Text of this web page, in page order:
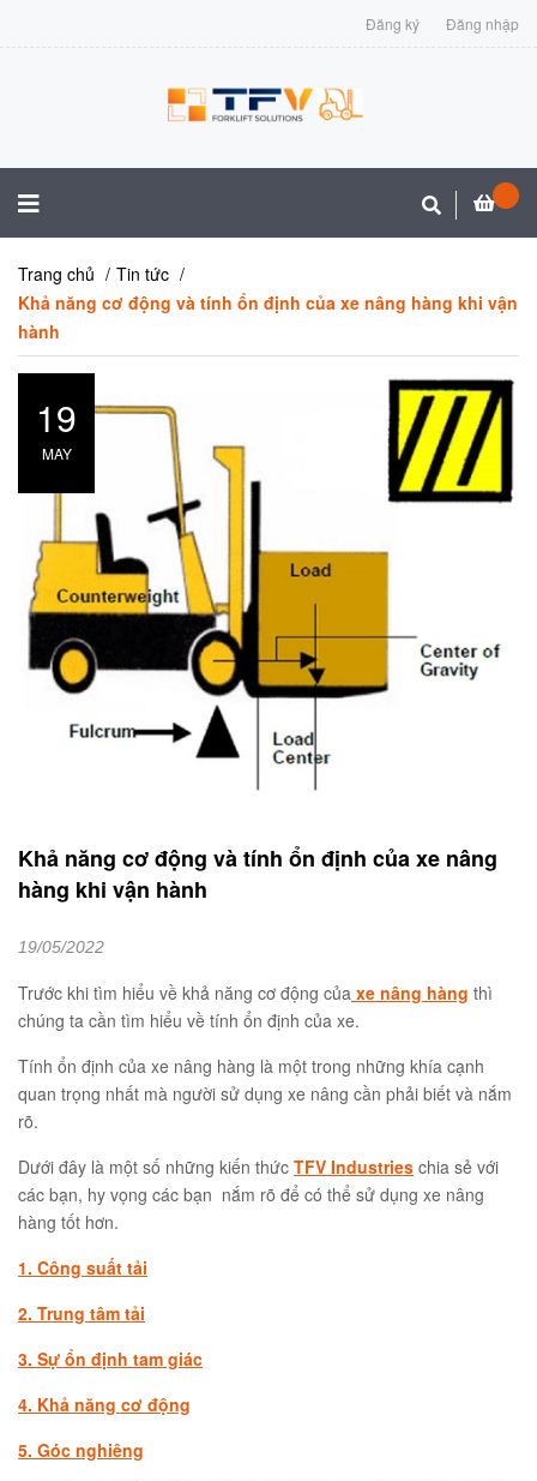
Đăng ký Đăng nhập
Trang chủ
Tin tức
Khả năng cơ động và tính ổn định của xe nâng hàng khi vận
hành
19
MAY
Khả năng cơ động và tính ổn định của xe nâng
hàng khi vận hành
19/05/2022
Trước khi tìm hiểu về khả năng cơ động của xe nâng hàng thì
chúng ta cần tìm hiểu về tính ổn định của xe.
Tính ổn định của xe nâng hàng là một trong những khía cạnh
quan trọng nhất mà người sử dụng xe nâng cần phải biết và nắm
rõ.
Dưới đây là một số những kiến thức TFV Industries chia sẻ với
các bạn, hy vọng các bạn nắm rõ để có thể sử dụng xe nâng
hàng tốt hơn.
1. Công suất tải
2. Trung tâm tải
3. Sự ổn định tam giác
4. Khả năng cơ động
5. Góc nghiêng